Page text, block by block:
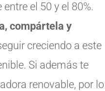
el 50 y el 80%.
compártela y
creciendo a este
Si además te
renovable, por lo